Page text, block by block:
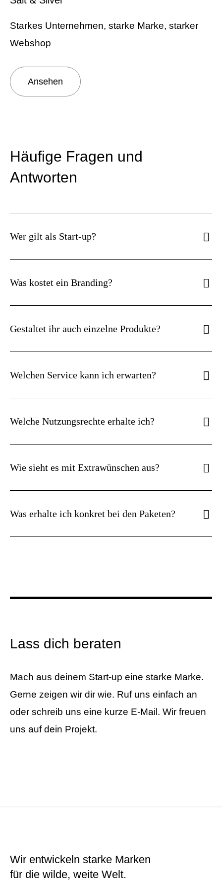
Starkes Unternehmen, starke Marke, starker
Webshop
Ansehen
Häufige Fragen und
Antworten
Wer gilt als Start-up?
Was kostet ein Branding?
Gestaltet ihr auch einzelne Produkte?
Welchen Service kann ich erwarten?
Welche Nutzungsrechte erhalte ich?
Wie sieht es mit Extrawünschen aus?
Was erhalte ich konkret bei den Paketen?
Lass dich beraten
Mach aus deinem Start-up eine starke Marke.
Gerne zeigen wir dir wie. Ruf uns einfach an
oder schreib uns eine kurze E-Mail. Wir freuen
uns auf dein Projekt.
Wir entwickeln starke Marken
für die wilde, weite Welt.